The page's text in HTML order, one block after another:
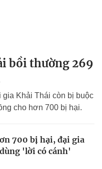
bồi thường 269
gia Khải Thái còn bị buộc
cho hơn 700 bị hại.
700 bị hại, đại gia
'lời có cánh'